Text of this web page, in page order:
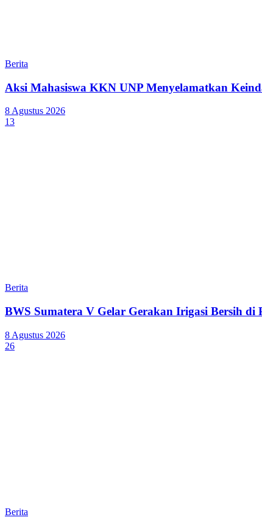
Berita
Aksi Mahasiswa KKN UNP Menyelamatkan
8 Agustus 2026
13
Berita
BWS Sumatera V Gelar Gerakan Irigasi Bersih di
8 Agustus 2026
26
Berita